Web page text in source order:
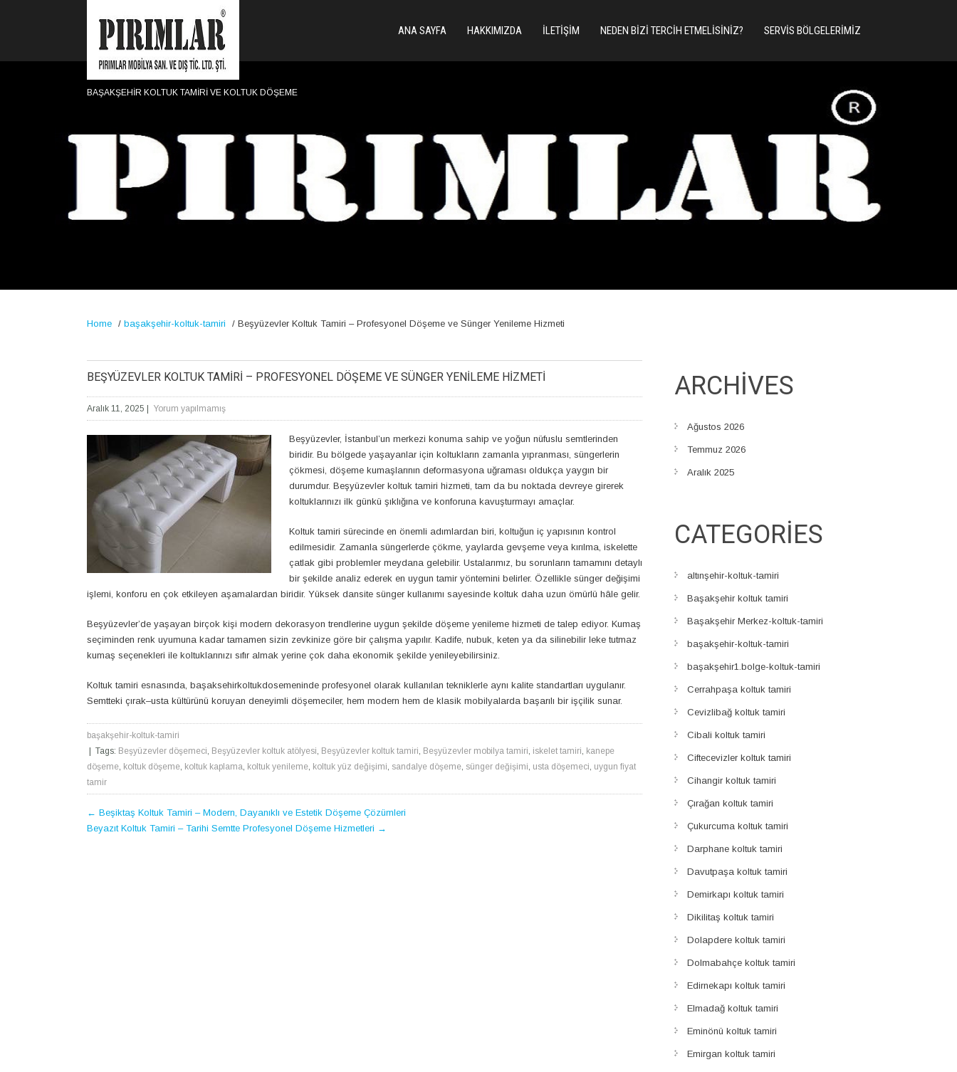
BAŞAKŞEHİR KOLTUK TAMİRİ VE KOLTUK DÖŞEME
ANA SAYFA HAKKIMIZDA İLETIŞIM NEDEN BIZI TERCIH ETMELISINIZ? SERVIS BÖLGELERIMIZ
Home / başakşehir-koltuk-tamiri / Beşyüzevler Koltuk Tamiri – Profesyonel Döşeme ve Sünger Yenileme Hizmeti
BEŞYÜZEVLER KOLTUK TAMIRI – PROFESYONEL DÖŞEME VE SÜNGER YENILEME HIZMETI
Aralık 11, 2025 | Yorum yapılmamış
Beşyüzevler, İstanbul’un merkezi konuma sahip ve yoğun nüfuslu semtlerinden
biridir. Bu bölgede yaşayanlar için koltukların zamanla yıpranması, süngerlerin
çökmesi, döşeme kumaşlarının deformasyona uğraması oldukça yaygın bir
durumdur. Beşyüzevler koltuk tamiri hizmeti, tam da bu noktada devreye girerek
koltuklarınızı ilk günkü şıklığına ve konforuna kavuşturmayı amaçlar.
Koltuk tamiri sürecinde en önemli adımlardan biri, koltuğun iç yapısının kontrol
edilmesidir. Zamanla süngerlerde çökme, yaylarda gevşeme veya kırılma, iskelette
çatlak gibi problemler meydana gelebilir. Ustalarımız, bu sorunların tamamını detaylı
bir şekilde analiz ederek en uygun tamir yöntemini belirler. Özellikle sünger değişimi
işlemi, konforu en çok etkileyen aşamalardan biridir. Yüksek dansite sünger kullanımı sayesinde koltuk daha uzun ömürlü hâle gelir.
Beşyüzevler’de yaşayan birçok kişi modern dekorasyon trendlerine uygun şekilde döşeme yenileme hizmeti de talep ediyor. Kumaş
seçiminden renk uyumuna kadar tamamen sizin zevkinize göre bir çalışma yapılır. Kadife, nubuk, keten ya da silinebilir leke tutmaz
kumaş seçenekleri ile koltuklarınızı sıfır almak yerine çok daha ekonomik şekilde yenileyebilirsiniz.
Koltuk tamiri esnasında, başaksehirkoltukdosemeninde profesyonel olarak kullanılan tekniklerle aynı kalite standartları uygulanır.
Semtteki çırak–usta kültürünü koruyan deneyimli döşemeciler, hem modern hem de klasik mobilyalarda başarılı bir işçilik sunar.
başakşehir-koltuk-tamiri
| Tags: Beşyüzevler döşemeci Beşyüzevler koltuk atölyesi Beşyüzevler koltuk tamiri Beşyüzevler mobilya tamiri iskelet tamiri kanepe
döşeme koltuk döşeme koltuk kaplama koltuk yenileme koltuk yüz değişimi sandalye döşeme sünger değişimi usta döşemeci uygun fiyat
tamir
POST
← Beşiktaş Koltuk Tamiri – Modern, Dayanıklı ve Estetik Döşeme Çözümleri
Beyazıt Koltuk Tamiri – Tarihi Semtte Profesyonel Döşeme Hizmetleri →
ARCHIVES
Ağustos 2026
Temmuz 2026
Aralık 2025
CATEGORIES
altınşehir-koltuk-tamiri
Başakşehir koltuk tamiri
Başakşehir Merkez-koltuk-tamiri
başakşehir-koltuk-tamiri
başakşehir1.bolge-koltuk-tamiri
Cerrahpaşa koltuk tamiri
Cevizlibağ koltuk tamiri
Cibali koltuk tamiri
Ciftecevizler koltuk tamiri
Cihangir koltuk tamiri
Çırağan koltuk tamiri
Çukurcuma koltuk tamiri
Darphane koltuk tamiri
Davutpaşa koltuk tamiri
Demirkapı koltuk tamiri
Dikilitaş koltuk tamiri
Dolapdere koltuk tamiri
Dolmabahçe koltuk tamiri
Edirnekapı koltuk tamiri
Elmadağ koltuk tamiri
Eminönü koltuk tamiri
Emirgan koltuk tamiri